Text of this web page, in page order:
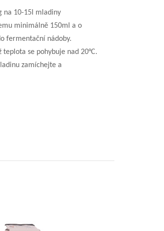
na 10-15l mladiny
minimálně 150ml a o
fermentační nádoby.
se pohybuje nad 20°C.
zamíchejte a